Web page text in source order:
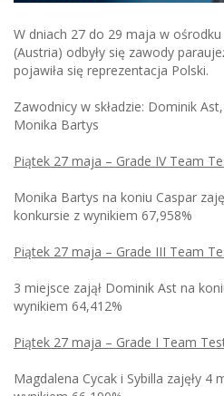
W dniach 27 do 29 maja w
(Austria) odbyły się zawody
pojawiła się reprezentacja Polski.
Zawodnicy w składzie: Dominik
Monika Bartys
Piątek 27 maja – Grade IV Team
Monika Bartys na koniu Caspar
konkursie z wynikiem 67,958%
Piątek 27 maja – Grade III Team
3 miejsce zajął Dominik Ast na
wynikiem 64,412%
Piątek 27 maja – Grade I Team
Magdalena Cycak i Sybilla zajęły 4